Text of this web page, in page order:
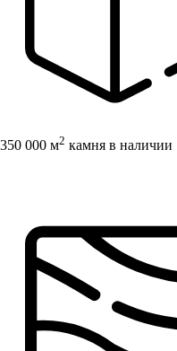
350 000 м2 камня в наличии